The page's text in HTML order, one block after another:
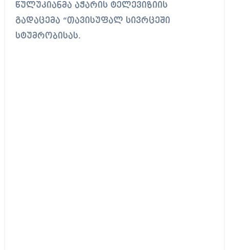
წულუკიანმა აჭარის ტელევიზიის
გადაცემა “თავისუფალ სივრცეში
სტუმრობისას.